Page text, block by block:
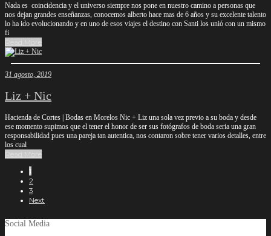
Nada es coincidencia y el universo siempre nos pone en nuestro camino a personas que
nos dejan grandes enseñanzas, conocemos alberto hace mas de 6 años y su excelente talento
lo ha ido evolucionando y en uno de esos viajes el destino con Santi los unió con un mismo
fi
31 agosto, 2019
Liz + Nic
Hacienda de Cortes | Bodas en Morelos Nic + Liz una sola vez previo a su boda y desde
ese momento supimos que el tener el honor de ser sus fotógrafos de boda seria una gran
responsabilidad pues una pareja tan autentica, nos contaron sobre tener varios detalles, entre
los cual
1
2
3
Next
Social Media